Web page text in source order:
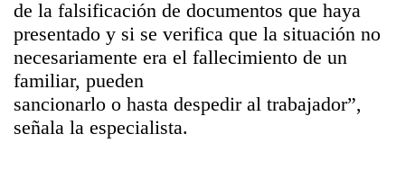
de la falsificación de documentos que haya
presentado y si se verifica que la situación no
necesariamente era el fallecimiento de un
familiar, pueden
sancionarlo o hasta despedir al trabajador”,
señala la especialista.